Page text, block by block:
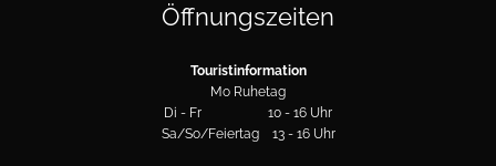
Öffnungszeiten
Touristinformation
Mo Ruhetag
Di - Fr 10 - 16 Uhr
Sa/So/Feiertag 13 - 16 Uhr